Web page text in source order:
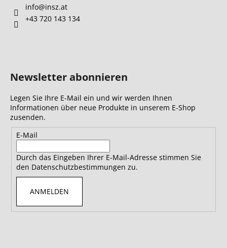
info@insz.at
+43 720 143 134
Newsletter abonnieren
Legen Sie Ihre E-Mail ein und wir werden Ihnen
Informationen über neue Produkte in unserem E-Shop
zusenden.
E-Mail
Durch das Eingeben Ihrer E-Mail-Adresse stimmen Sie
den Datenschutzbestimmungen zu.
ANMELDEN